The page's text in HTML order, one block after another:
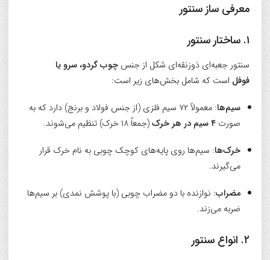
معرفی ساز سنتور
۱. ساختار سنتور
سنتور جعبه‌ای ذوزنقه‌ای شکل از جنس چوب گردو، سرو یا
فوفل است که شامل بخش‌های زیر است:
سیم‌ها
: معمولاً ۷۲ سیم فلزی (از جنس فولاد و برنج) دارد که به
صورت ۴ سیم در هر خرک
(جمعاً ۱۸ خرک) تنظیم می‌شوند.
خرک‌ها: سیم‌ها روی پایه‌های کوچک چوبی به نام خرک قرار
می‌گیرند.
مضراب: نوازنده با دو مضراب چوبی (با پوشش نمدی) بر سیم‌ها
ضربه می‌زند.
۲. انواع سنتور